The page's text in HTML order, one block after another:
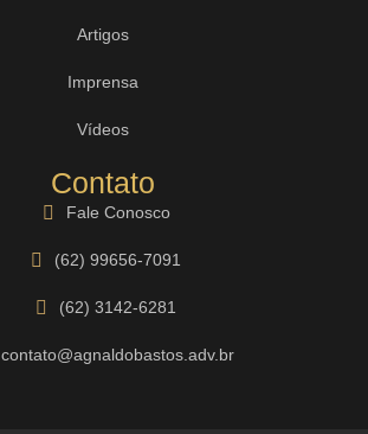
Artigos
Imprensa
Vídeos
Contato
Fale Conosco
(62) 99656-7091
(62) 3142-6281
contato@agnaldobastos.adv.br